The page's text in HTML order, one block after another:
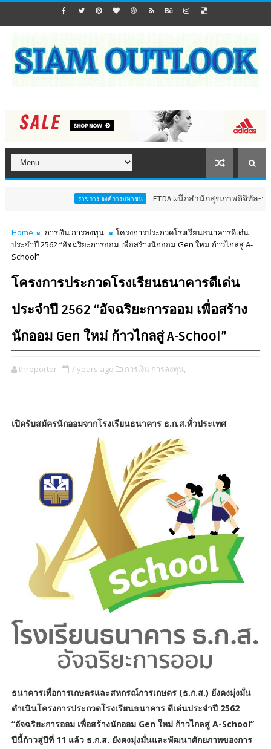
ราชการ องค์การมหาชน ETDA ผนึกสำนักสุขภาพดิจิทัล-รพ.พระนั่งเ
Home การเงิน การลงทุน
โครงการประกวดโรงเรียนธนาคารดีเด่น
ประจำปี 2562 “อัจฉริยะการออม เพื่อสร้างนักออม Gen ใหม่ ก้าวไกลสู่ A-
School”
โครงการประกวดโรงเรียนธนาคารดีเด่น
ประจำปี 2562 “อัจฉริยะการออม เพื่อสร้าง
นักออม Gen ใหม่ ก้าวไกลสู่ A-School”
threportor 7 years ago การเงิน การลงทุน,
เปิดรับสมัครนักออมจากโรงเรียนธนาคาร ธ.ก.ส.ทั่วประเทศ
ธนาคารเพื่อการเกษตรและสหกรณ์การเกษตร (ธ.ก.ส.) ยังคงมุ่งมั่น
ดำเนินโครงการประกวดโรงเรียนธนาคาร ดีเด่นประจำปี 2562
“อัจฉริยะการออม เพื่อสร้างนักออม Gen ใหม่ ก้าวไกลสู่ A-School”
ปีนี้ก้าวสู่ปีที่ 11 แล้ว ธ.ก.ส. ยังคงมุ่งมั่นและพัฒนาศักยภาพของการ